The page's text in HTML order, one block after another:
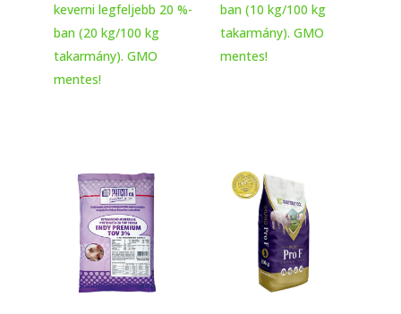
keverni legfeljebb 20 %-
ban (20 kg/100 kg
takarmány). GMO
mentes!
ban (10 kg/100 kg
takarmány). GMO
mentes!